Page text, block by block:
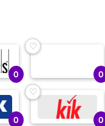
0 0
♡
0 0
♡